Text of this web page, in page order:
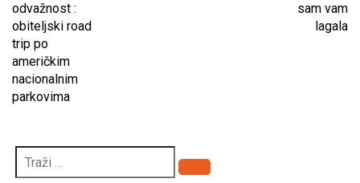
odvažnost :
obiteljski road
trip po
američkim
nacionalnim
parkovima
sam vam
lagala
Pretraži